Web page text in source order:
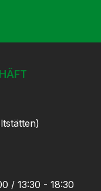
/ 13:30 - 18:30